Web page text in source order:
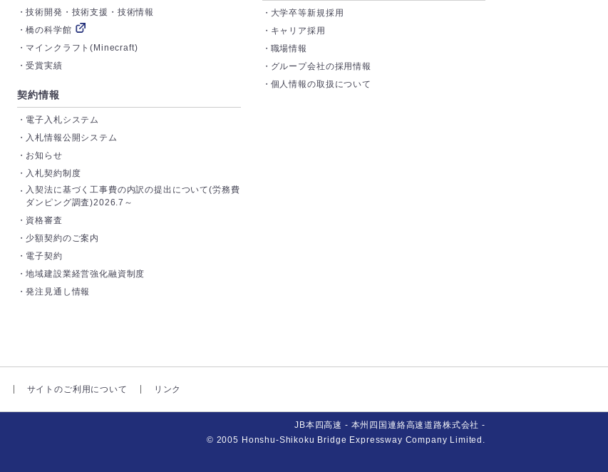
技術開発・技術支援・技術情報
橋の科学館
マインクラフト(Minecraft)
受賞実績
契約情報
電子入札システム
入札情報公開システム
お知らせ
入札契約制度
入契法に基づく工事費の内訳の提出について(労務費
ダンピング調査)2026.7～
資格審査
少額契約のご案内
電子契約
地域建設業経営強化融資制度
発注見通し情報
大学卒等新規採用
キャリア採用
職場情報
グループ会社の採用情報
個人情報の取扱について
サイトのご利用について リンク
JB本四高速 - 本州四国連絡高速道路株式会社 -
© 2005 Honshu-Shikoku Bridge Expressway Company Limited.